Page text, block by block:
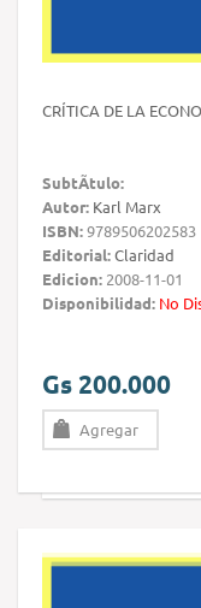
CRÍTICA DE LA
SubtÃ­tulo:
Autor: Karl Marx
ISBN:9789506202583
Editorial:Claridad
Edicion: 2008-11-01
Disponibilidad: No
Gs 200.000
Agregar